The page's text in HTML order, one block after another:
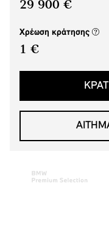
29 900 €
Χρέωση κράτησης
1 €